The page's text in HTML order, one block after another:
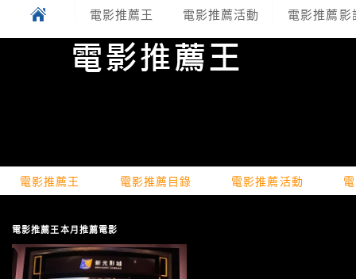
電影推薦王 電影推薦活動 電影推薦影
電影推薦王 電影推薦目錄 電影推薦活動
電影推薦王本月推薦電影